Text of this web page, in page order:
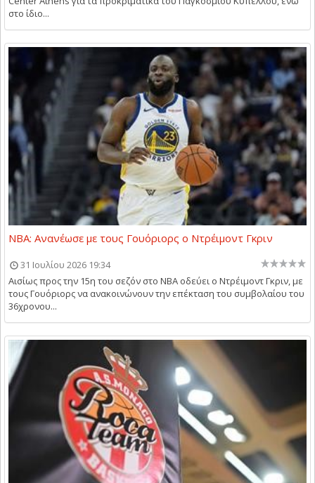
στο ίδιο...
NBA: Ανανέωσε με τους Γουόριορς ο Ντρέιμοντ Γκριν
31 Ιουλίου 2026 19:34
Αισίως προς την 15η του σεζόν στο NBA οδεύει ο Ντρέιμοντ Γκριν, με
τους Γουόριορς να ανακοινώνουν την επέκταση του συμβολαίου του
36χρονου...